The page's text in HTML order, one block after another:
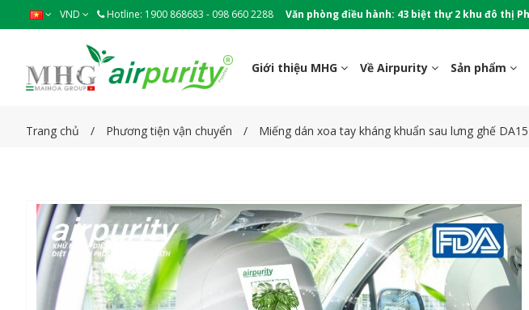
VND Hotline: 1900 868683 - 098 660 2288 Văn phòng điều hành: 43 biệt thự 2 khu đô thị
Giới thiệu MHG Về Airpurity Sản phẩm
Trang chủ Phương tiện vận chuyển Miếng dán xoa tay kháng khuẩn sau lưng ghế